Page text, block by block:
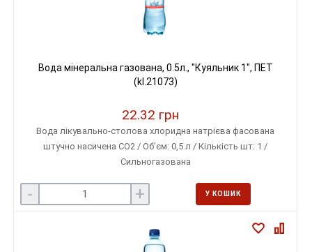
Вода мінеральна газована, 0.5л., "Куяльник 1", ПЕТ
(kl.21073)
22.32 грн
Вода лікувально-столова хлоридна натрієва фасована
штучно насичена СО2 / Об'єм: 0,5 л / Кількість шт: 1 /
Сильногазована
- + У КОШИК